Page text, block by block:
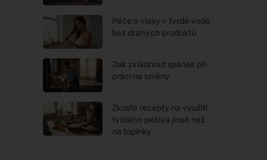
Cytoplan METHYL FAKTORY
Péče o vlasy v tvrdé vodě
bez drahých produktů
Jak zvládnout spánek při
práci na směny
Zkuste recepty na využití
tvrdého pečiva jinak než
na topinky